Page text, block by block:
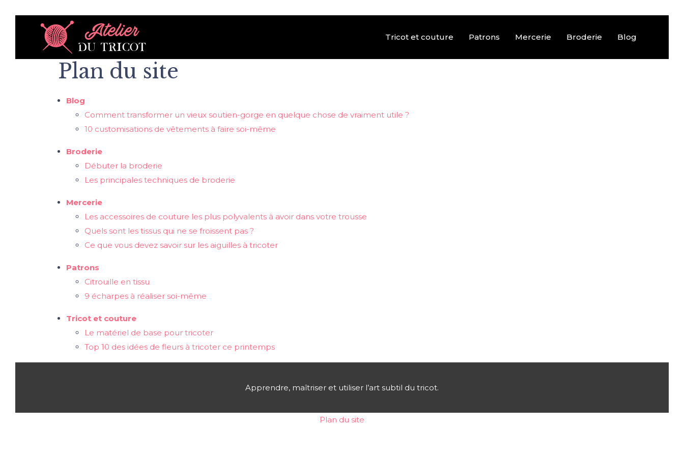
Tricot et couture Patrons Mercerie Broderie Blog
Plan du site
Blog
Comment transformer un vieux soutien-gorge en quelque chose de vraiment utile ?
10 customisations de vêtements à faire soi-même
Broderie
Débuter la broderie
Les principales techniques de broderie
Mercerie
Les accessoires de couture les plus polyvalents à avoir dans votre trousse
Quels sont les tissus qui ne se froissent pas ?
Ce que vous devez savoir sur les aiguilles à tricoter
Patrons
Citrouille en tissu
9 écharpes à réaliser soi-même
Tricot et couture
Le matériel de base pour tricoter
Top 10 des idées de fleurs à tricoter ce printemps
Apprendre, maîtriser et utiliser l’art subtil du tricot.
Plan du site